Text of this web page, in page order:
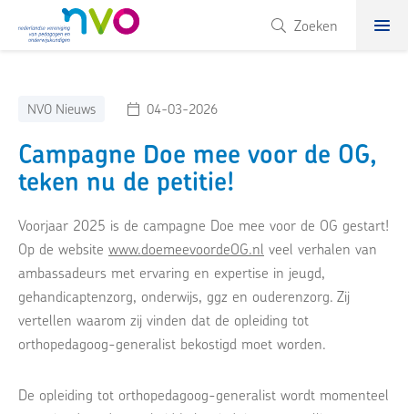
NVO Zoeken
NVO Nieuws 04-03-2026
Campagne Doe mee voor de OG,
teken nu de petitie!
Voorjaar 2025 is de campagne Doe mee voor de OG gestart!
Op de website www.doemeevoordeOG.nl veel verhalen van
ambassadeurs met ervaring en expertise in jeugd,
gehandicaptenzorg, onderwijs, ggz en ouderenzorg. Zij
vertellen waarom zij vinden dat de opleiding tot
orthopedagoog-generalist bekostigd moet worden.
De opleiding tot orthopedagoog-generalist wordt momenteel